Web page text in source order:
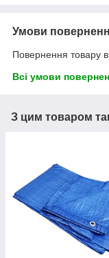
Умови
Повернення товару
Всі умови
З цим товаром